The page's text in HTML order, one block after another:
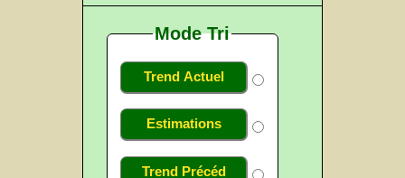
Mode Tri
Trend Actuel
Estimations
Trend Précéd